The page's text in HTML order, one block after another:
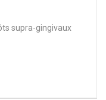
supra-gingivaux